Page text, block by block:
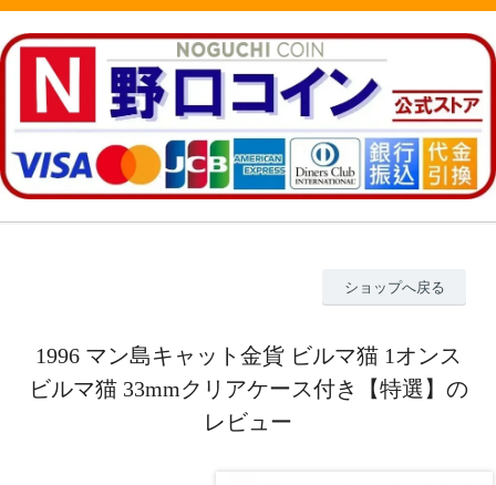
ショップへ戻る
1996 マン島キャット金貨 ビルマ猫 1オンス
ビルマ猫 33mmクリアケース付き【特選】の
レビュー